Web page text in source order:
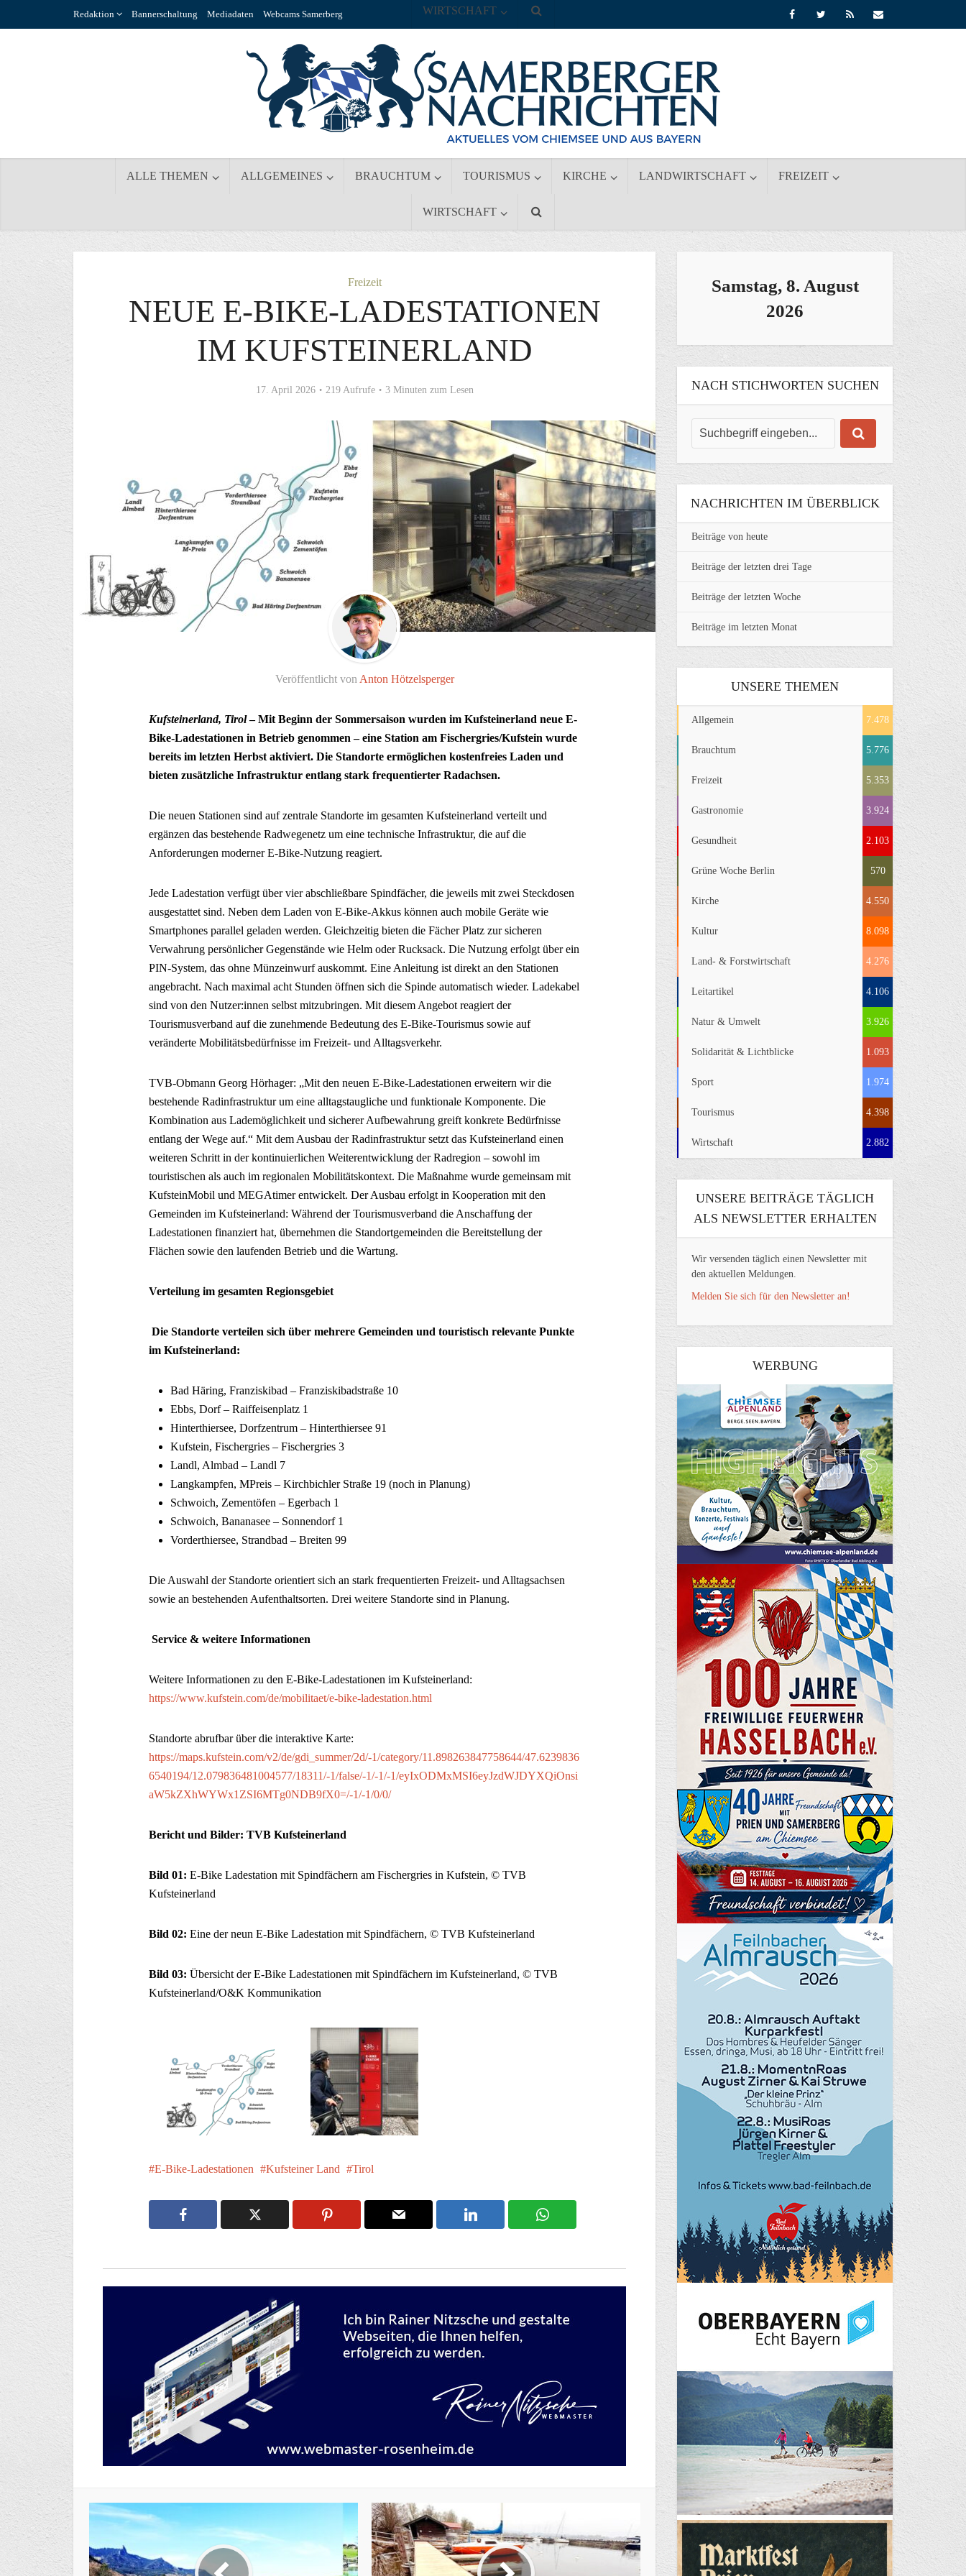
Redaktion Bannerschaltung Mediadaten Webcams Samerberg
ALLE THEMEN ALLGEMEINES BRAUCHTUM TOURISMUS KIRCHE LANDWIRTSCHAFT FREIZEIT
WIRTSCHAFT
WIRTSCHAFT
Freizeit
NEUE E-BIKE-LADESTATIONEN
IM KUFSTEINERLAND
17. April 2026 219 Aufrufe 3 Minuten zum Lesen
Veröffentlicht von Anton Hötzelsperger
Kufsteinerland, Tirol– Mit Beginn der Sommersaison wurden im Kufsteinerland neue E-
Bike-Ladestationen in Betrieb genommen – eine Station am Fischergries/Kufstein wurde
bereits im letzten Herbst aktiviert. Die Standorte ermöglichen kostenfreies Laden und
bieten zusätzliche Infrastruktur entlang stark frequentierter Radachsen.
Die neuen Stationen sind auf zentrale Standorte im gesamten Kufsteinerland verteilt und
ergänzen das bestehende Radwegenetz um eine technische Infrastruktur, die auf die
Anforderungen moderner E-Bike-Nutzung reagiert.
Jede Ladestation verfügt über vier abschließbare Spindfächer, die jeweils mit zwei Steckdosen
ausgestattet sind. Neben dem Laden von E-Bike-Akkus können auch mobile Geräte wie
Smartphones parallel geladen werden. Gleichzeitig bieten die Fächer Platz zur sicheren
Verwahrung persönlicher Gegenstände wie Helm oder Rucksack. Die Nutzung erfolgt über ein
PIN-System, das ohne Münzeinwurf auskommt. Eine Anleitung ist direkt an den Stationen
angebracht. Nach maximal acht Stunden öffnen sich die Spinde automatisch wieder. Ladekabel
sind von den Nutzer:innen selbst mitzubringen. Mit diesem Angebot reagiert der
Tourismusverband auf die zunehmende Bedeutung des E-Bike-Tourismus sowie auf
veränderte Mobilitätsbedürfnisse im Freizeit- und Alltagsverkehr.
TVB-Obmann Georg Hörhager: „Mit den neuen E-Bike-Ladestationen erweitern wir die
bestehende Radinfrastruktur um eine alltagstaugliche und funktionale Komponente. Die
Kombination aus Lademöglichkeit und sicherer Aufbewahrung greift konkrete Bedürfnisse
entlang der Wege auf.“ Mit dem Ausbau der Radinfrastruktur setzt das Kufsteinerland einen
weiteren Schritt in der kontinuierlichen Weiterentwicklung der Radregion – sowohl im
touristischen als auch im regionalen Mobilitätskontext. Die Maßnahme wurde gemeinsam mit
KufsteinMobil und MEGAtimer entwickelt. Der Ausbau erfolgt in Kooperation mit den
Gemeinden im Kufsteinerland: Während der Tourismusverband die Anschaffung der
Ladestationen finanziert hat, übernehmen die Standortgemeinden die Bereitstellung der
Flächen sowie den laufenden Betrieb und die Wartung.
Verteilung im gesamten Regionsgebiet
Die Standorte verteilen sich über mehrere Gemeinden und touristisch relevante Punkte
im Kufsteinerland:
Bad Häring, Franziskibad – Franziskibadstraße 10
Ebbs, Dorf – Raiffeisenplatz 1
Hinterthiersee, Dorfzentrum – Hinterthiersee 91
Kufstein, Fischergries – Fischergries 3
Landl, Almbad – Landl 7
Langkampfen, MPreis – Kirchbichler Straße 19 (noch in Planung)
Schwoich, Zementöfen – Egerbach 1
Schwoich, Bananasee – Sonnendorf 1
Vorderthiersee, Strandbad – Breiten 99
Die Auswahl der Standorte orientiert sich an stark frequentierten Freizeit- und Alltagsachsen
sowie an bestehenden Aufenthaltsorten. Drei weitere Standorte sind in Planung.
Service & weitere Informationen
Weitere Informationen zu den E-Bike-Ladestationen im Kufsteinerland:
https://www.kufstein.com/de/mobilitaet/e-bike-ladestation.html
Standorte abrufbar über die interaktive Karte:
https://maps.kufstein.com/v2/de/gdi_summer/2d/-1/category/11.898263847758644/47.6239836
6540194/12.079836481004577/18311/-1/false/-1/-1/-1/eyIxODMxMSI6eyJzdWJDYXQiOnsi
aW5kZXhWYWx1ZSI6MTg0NDB9fX0=/-1/-1/0/0/
Bericht und Bilder: TVB Kufsteinerland
Bild 01: E-Bike Ladestation mit Spindfächern am Fischergries in Kufstein, © TVB
Kufsteinerland
Bild 02: Eine der neun E-Bike Ladestation mit Spindfächern, © TVB Kufsteinerland
Bild 03: Übersicht der E-Bike Ladestationen mit Spindfächern im Kufsteinerland, © TVB
Kufsteinerland/O&K Kommunikation
E-Bike-Ladestationen Kufsteiner Land Tirol
Samstag, 8. August
2026
NACH STICHWORTEN SUCHEN
NACHRICHTEN IM ÜBERBLICK
Beiträge von heute
Beiträge der letzten drei Tage
Beiträge der letzten Woche
Beiträge im letzten Monat
UNSERE THEMEN
Allgemein 7.478
Brauchtum 5.776
Freizeit 5.353
Gastronomie 3.924
Gesundheit 2.103
Grüne Woche Berlin 570
Kirche 4.550
Kultur 8.098
Land- & Forstwirtschaft 4.276
Leitartikel 4.106
Natur & Umwelt 3.926
Solidarität & Lichtblicke 1.093
Sport 1.974
Tourismus 4.398
Wirtschaft 2.882
UNSERE BEITRÄGE TÄGLICH
ALS NEWSLETTER ERHALTEN
Wir versenden täglich einen Newsletter mit
den aktuellen Meldungen.
Melden Sie sich für den Newsletter an!
WERBUNG